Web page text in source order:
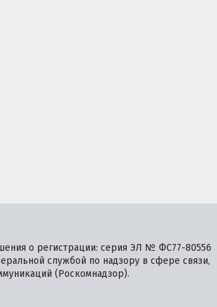
о регистрации: серия ЭЛ № ФС77-80556
службой по надзору в сфере связи,
(Роскомнадзор).